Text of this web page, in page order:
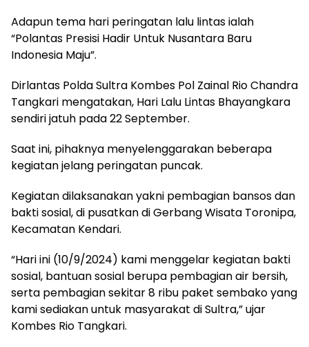
Adapun tema hari peringatan lalu lintas ialah
“Polantas Presisi Hadir Untuk Nusantara Baru
Indonesia Maju”.
Dirlantas Polda Sultra Kombes Pol Zainal Rio Chandra
Tangkari mengatakan, Hari Lalu Lintas Bhayangkara
sendiri jatuh pada 22 September.
Saat ini, pihaknya menyelenggarakan beberapa
kegiatan jelang peringatan puncak.
Kegiatan dilaksanakan yakni pembagian bansos dan
bakti sosial, di pusatkan di Gerbang Wisata Toronipa,
Kecamatan Kendari.
“Hari ini (10/9/2024) kami menggelar kegiatan bakti
sosial, bantuan sosial berupa pembagian air bersih,
serta pembagian sekitar 8 ribu paket sembako yang
kami sediakan untuk masyarakat di Sultra,” ujar
Kombes Rio Tangkari.